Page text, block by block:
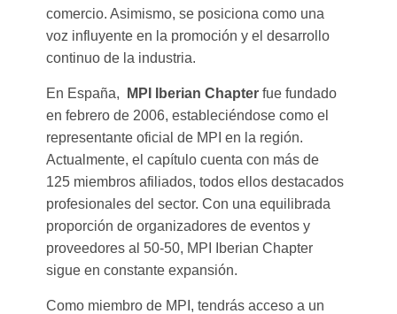
comercio. Asimismo, se posiciona como una
voz influyente en la promoción y el desarrollo
continuo de la industria.
En España, MPI Iberian Chapter fue fundado
en febrero de 2006, estableciéndose como el
representante oficial de MPI en la región.
Actualmente, el capítulo cuenta con más de
125 miembros afiliados, todos ellos destacados
profesionales del sector. Con una equilibrada
proporción de organizadores de eventos y
proveedores al 50-50, MPI Iberian Chapter
sigue en constante expansión.
Como miembro de MPI, tendrás acceso a un